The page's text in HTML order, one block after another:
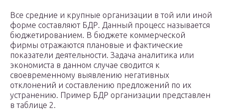
Все средние и крупные организации в той или иной
форме составляют БДР. Данный процесс называется
бюджетированием. В бюджете коммерческой
фирмы отражаются плановые и фактические
показатели деятельности. Задача аналитика или
экономиста в данном случае сводится к
своевременному выявлению негативных
отклонений и составлению предложений по их
устранению. Пример БДР организации представлен
в таблице 2.